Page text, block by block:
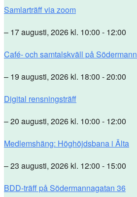
Samlarträff via zoom
– 17 augusti, 2026 kl. 10:00 - 12:00
Café- och samtalskväll på
– 19 augusti, 2026 kl. 18:00 - 20:00
Digital rensningsträff
– 20 augusti, 2026 kl. 10:00 - 12:00
Medlemshäng: Höghöjdsbana i Älta
– 23 augusti, 2026 kl. 12:00 - 15:00
BDD-träff på Södermannagatan 36